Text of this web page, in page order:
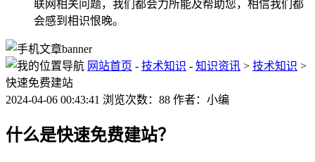
联网相关问题，我们都会力所能及帮助您，相信我们都
会感到相识恨晚。
网站首页 - 技术知识 - 知识资讯 > 技术知识 >
快速免费建站
2024-04-06 00:43:41 浏览次数：88 作者：小编
什么是快速免费建站？